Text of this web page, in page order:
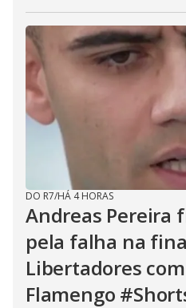
DO R7/HÁ 4 HORAS
Andreas Pereira
pela falha na
Libertadores
Flamengo